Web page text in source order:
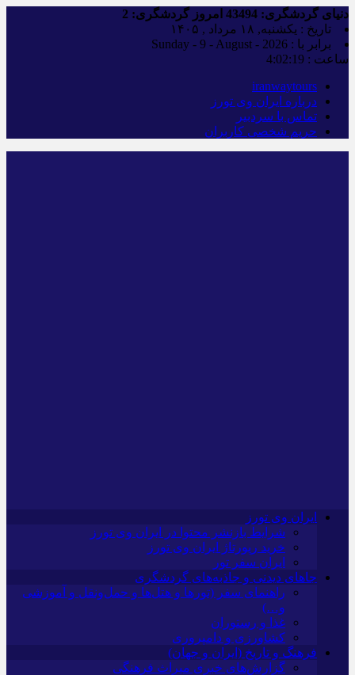
دنیای گردشگری: امروز گردشگری:
تاریخ : یکشنبه, ۱۸ مرداد , ۱۴۰۵
برابر با : Sunday - 9 - August - 2026
ساعت : 4:02:20
iranwaytours
درباره ایران وی تورز
تماس با سردبیر
حریم شخصی کاربران
ایران وی تورز
شرایط بازنشر محتوا در ایران وی تورز
خرید رپورتاژ ایران وی تورز
ایران سفر تور
جاهای دیدنی و جاذبه‌های گردشگری
راهنمای سفر (تورها و هتل‌ها و حمل‌و‌نقل و آموزشی
و…)
غذا و رستوران
کشاورزی و دامپروری
فرهنگ و تاریخ (ایران و جهان)
گزارش‌های خبری میراث فرهنگی